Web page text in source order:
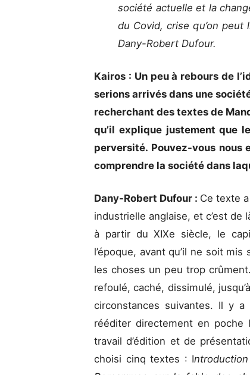
société actuelle et la
du Covid, crise qu’on
Dany-Robert Dufour.
Kairos : Un peu à rebours de
serions arrivés dans une
recherchant des textes de
qu’il explique justement que
perversité. Pouvez-vous
comprendre la société dans
Dany-Robert Dufour : Ce texte
industrielle anglaise, et c’est de
à partir du XIXe siècle, le
l’époque, avant qu’il ne soit
les choses un peu trop
refoulé, caché, dissimulé,
circonstances suivantes. Il y
rééditer directement en poche
travail d’édition et de
choisi cinq textes : I